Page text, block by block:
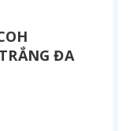
ĐA